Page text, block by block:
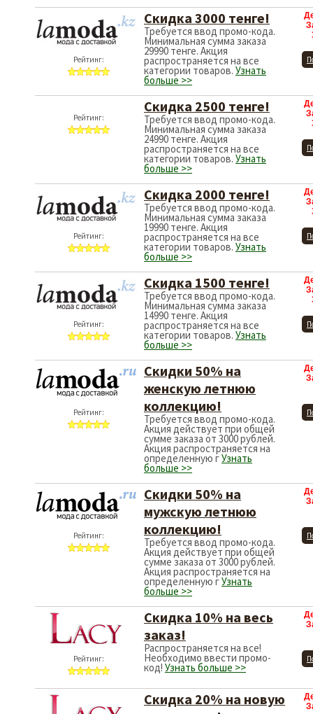
Рейтинг:
Скидка 3000 тенге!
Требуется ввод промо-кода.
Минимальная сумма заказа
29990 тенге. Акция
распространяется на все
категории товаров. Узнать
больше >>
Рейтинг:
Скидка 2500 тенге!
Требуется ввод промо-кода.
Минимальная сумма заказа
24990 тенге. Акция
распространяется на все
категории товаров. Узнать
больше >>
Рейтинг:
Скидка 2000 тенге!
Требуется ввод промо-кода.
Минимальная сумма заказа
19990 тенге. Акция
распространяется на все
категории товаров. Узнать
больше >>
Рейтинг:
Скидка 1500 тенге!
Требуется ввод промо-кода.
Минимальная сумма заказа
14990 тенге. Акция
распространяется на все
категории товаров. Узнать
больше >>
Рейтинг:
Скидки 50% на
женскую летнюю
коллекцию!
Требуется ввод промо-кода.
Акция действует при общей
сумме заказа от 3000 рублей.
Акция распространяется на
определенную гУзнать
больше >>
Рейтинг:
Скидки 50% на
мужскую летнюю
коллекцию!
Требуется ввод промо-кода.
Акция действует при общей
сумме заказа от 3000 рублей.
Акция распространяется на
определенную гУзнать
больше >>
Рейтинг:
Скидка 10% на весь
заказ!
Распространяется на все!
Необходимо ввести промо-
код! Узнать больше >>
Скидка 20% на новую